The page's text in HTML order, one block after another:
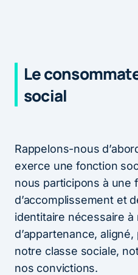
Le
social
Rappelons-nous
exerce une fonction
nous participons à une
d’accomplissement et
identitaire nécessaire
d’appartenance,
notre classe sociale,
nos convictions.